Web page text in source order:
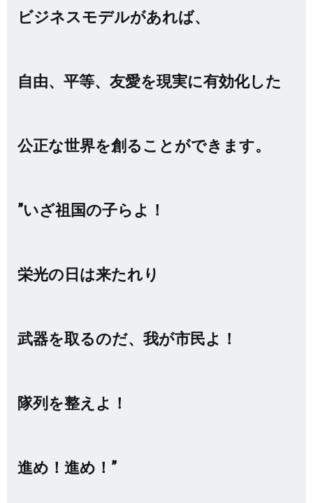
ビジネスモデルがあれば、
自由、平等、友愛を現実に有効化した
公正な世界を創ることができます。
”いざ祖国の子らよ！
栄光の日は来たれり
武器を取るのだ、我が市民よ！
隊列を整えよ！
進め！進め！”